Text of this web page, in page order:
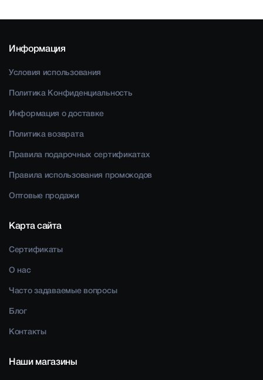
Информация
Условия использования
Политика Конфиденциальность
Информация о доставке
Политика возврата
Правила подарочных сертификатах
Правила использования промокодов
Оптовые продажи
Карта сайта
Сертификаты
О нас
Часто задаваемые вопросы
Блог
Контакты
Наши магазины